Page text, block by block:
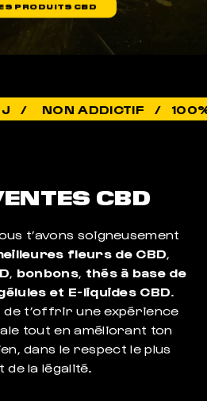
PRODUITS CBD
/ 100% LÉGAL /
CBD
t’avons soigneusement
fleurs de CBD,
, bonbons, thés à base de
et E-liquides CBD.
t’offrir une expérience
tout en améliorant ton
dans le respect le plus
la légalité.